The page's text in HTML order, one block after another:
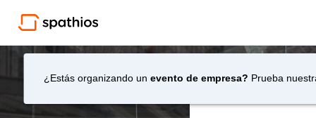
¿Estás organizando un evento de empresa? Prueba